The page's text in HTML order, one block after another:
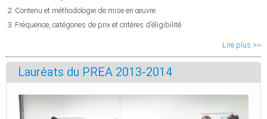
Contenu et méthodologie de mise en œuvre
Fréquence, catégories de prix et critères d’éligibilité
Lire plus >>
Lauréats du PREA 2013-2014